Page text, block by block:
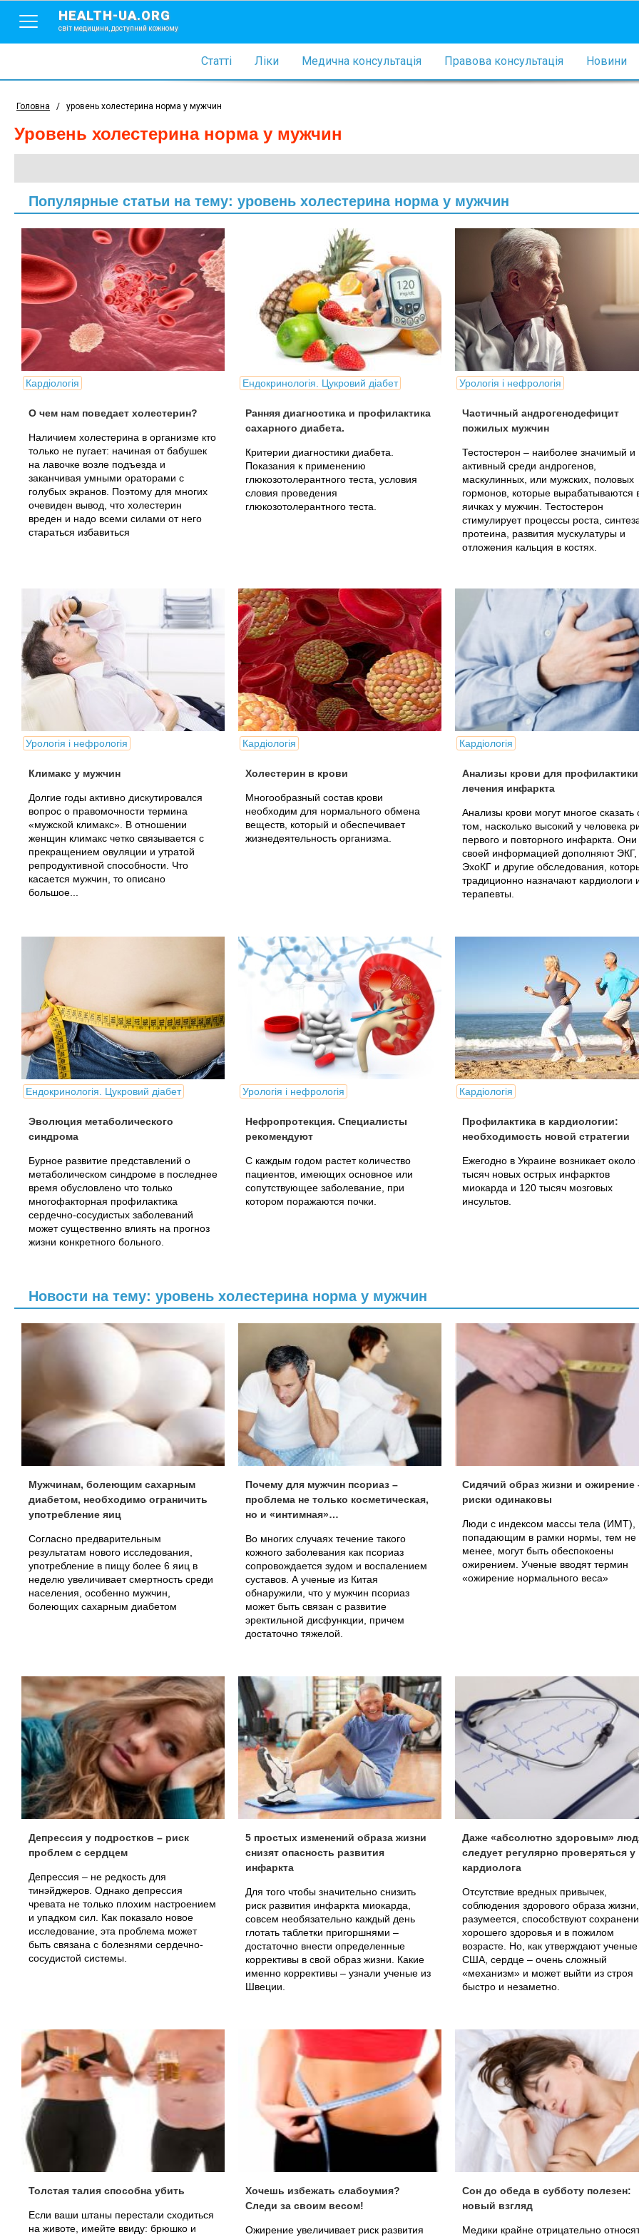
HEALTH-UA.ORG
світ медицини, доступний кожному
Статті Ліки Медична консультація Правова консультація Новини
Головна / уровень холестерина норма у мужчин
уровень холестерина норма у мужчин
Популярные статьи на тему: уровень холестерина норма у мужчин
Кардіологія
О чем нам поведает холестерин?
Наличием холестерина в организме кто
только не пугает: начиная от бабушек
на лавочке возле подъезда и
заканчивая умными ораторами с
голубых экранов. Поэтому для многих
очевиден вывод, что холестерин
вреден и надо всеми силами от него
стараться избавиться
Ендокринологія. Цукровий діабет
Ранняя диагностика и профилактика
сахарного диабета.
Критерии диагностики диабета.
Показания к применению
глюкозотолерантного теста, условия
словия проведения
глюкозотолерантного теста.
Урологія і нефрологія
Частичный андрогенодефицит
пожилых мужчин
Тестостерон – наиболее значимый и
активный среди андрогенов,
маскулинных, или мужских, половых
гормонов, которые вырабатываются
яичках у мужчин. Тестостерон
стимулирует процессы роста,
протеина, развития мускулатуры и
отложения кальция в костях.
Урологія і нефрологія
Климакс у мужчин
Долгие годы активно дискутировался
вопрос о правомочности термина
«мужской климакс». В отношении
женщин климакс четко связывается с
прекращением овуляции и утратой
репродуктивной способности. Что
касается мужчин, то описано
большое...
Кардіологія
Холестерин в крови
Многообразный состав крови
необходим для нормального обмена
веществ, который и обеспечивает
жизнедеятельность организма.
Кардіологія
Анализы крови для
лечения инфаркта
Анализы крови могут многое сказать
том, насколько высокий у человека
первого и повторного инфаркта. Они
своей информацией дополняют ЭКГ,
ЭхоКГ и другие обследования,
традиционно назначают кардиологи
терапевты.
Ендокринологія. Цукровий діабет
Эволюция метаболического
синдрома
Бурное развитие представлений о
метаболическом синдроме в последнее
время обусловлено что только
многофакторная профилактика
сердечно-сосудистых заболеваний
может существенно влиять на прогноз
жизни конкретного больного.
Урологія і нефрологія
Нефропротекция. Специалисты
рекомендуют
С каждым годом растет количество
пациентов, имеющих основное или
сопутствующее заболевание, при
котором поражаются почки.
Кардіологія
Профилактика в кардиологии:
необходимость новой стратегии
Ежегодно в Украине возникает около
тысяч новых острых инфарктов
миокарда и 120 тысяч мозговых
инсультов.
Новости на тему: уровень холестерина норма у мужчин
Мужчинам, болеющим сахарным
диабетом, необходимо ограничить
употребление яиц
Согласно предварительным
результатам нового исследования,
употребление в пищу более 6 яиц в
неделю увеличивает смертность среди
населения, особенно мужчин,
болеющих сахарным диабетом
Почему для мужчин псориаз –
проблема не только косметическая,
но и «интимная»…
Во многих случаях течение такого
кожного заболевания как псориаз
сопровождается зудом и воспалением
суставов. А ученые из Китая
обнаружили, что у мужчин псориаз
может быть связан с развитие
эректильной дисфункции, причем
достаточно тяжелой.
Сидячий образ жизни и ожирение
риски одинаковы
Люди с индексом массы тела (ИМТ),
попадающим в рамки нормы, тем не
менее, могут быть обеспокоены
ожирением. Ученые вводят термин
«ожирение нормального веса»
Депрессия у подростков – риск
проблем с сердцем
Депрессия – не редкость для
тинэйджеров. Однако депрессия
чревата не только плохим настроением
и упадком сил. Как показало новое
исследование, эта проблема может
быть связана с болезнями сердечно-
сосудистой системы.
5 простых изменений образа жизни
снизят опасность развития
инфаркта
Для того чтобы значительно снизить
риск развития инфаркта миокарда,
совсем необязательно каждый день
глотать таблетки пригоршнями –
достаточно внести определенные
коррективы в свой образ жизни. Какие
именно коррективы – узнали ученые из
Швеции.
Даже «абсолютно здоровым»
следует регулярно проверяться у
кардиолога
Отсутствие вредных привычек,
соблюдения здорового образа жизни,
разумеется, способствуют
хорошего здоровья и в пожилом
возрасте. Но, как утверждают ученые
США, сердце – очень сложный
«механизм» и может выйти из строя
быстро и незаметно.
Толстая талия способна убить
Если ваши штаны перестали сходиться
на животе, имейте ввиду: брюшко и
Хочешь избежать слабоумия?
Следи за своим весом!
Ожирение увеличивает риск развития
Сон до обеда в субботу полезен:
новый взгляд
Медики крайне отрицательно